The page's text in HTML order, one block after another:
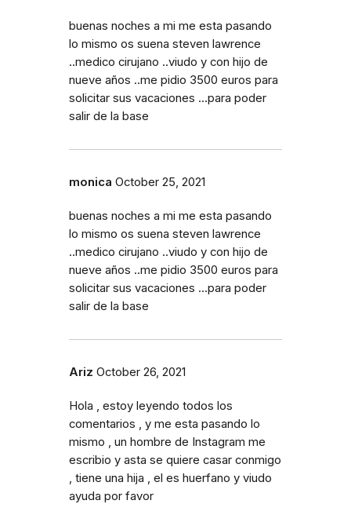
buenas noches a mi me esta pasando
lo mismo os suena steven lawrence
..medico cirujano ..viudo y con hijo de
nueve años ..me pidio 3500 euros para
solicitar sus vacaciones ...para poder
salir de la base
monica October 25, 2021
buenas noches a mi me esta pasando
lo mismo os suena steven lawrence
..medico cirujano ..viudo y con hijo de
nueve años ..me pidio 3500 euros para
solicitar sus vacaciones ...para poder
salir de la base
Ariz October 26, 2021
Hola , estoy leyendo todos los
comentarios , y me esta pasando lo
mismo , un hombre de Instagram me
escribio y asta se quiere casar conmigo
, tiene una hija , el es huerfano y viudo
ayuda por favor